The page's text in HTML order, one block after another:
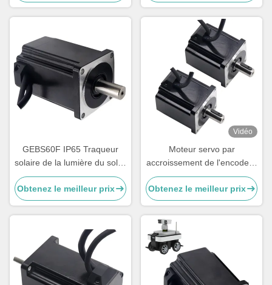
GEBS60F IP65 Traqueur
solaire de la lumière du soleil
moteur à courant continu
longue durée de vie faible
bruit
Obtenez le meilleur prix
Vidéo
Moteur servo par
accroissement de l'encodeur
DC48V 400W pour le
traqueur solaire
Obtenez le meilleur prix